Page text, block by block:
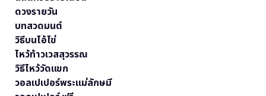
ดวงรายวัน
บทสวดมนต์
วิธีบนไอ้ไข่
ไหว้ท้าวเวสสุวรรณ
วิธีไหว้วัดแขก
วอลเปเปอร์พระแม่ลักษมี